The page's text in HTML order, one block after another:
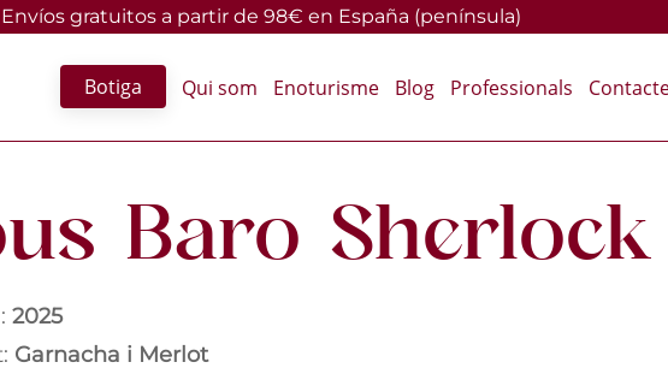
Envíos gratuitos a partir de 98€ en España (península)
Botiga Qui som Enoturisme Blog Professionals
Baro Sherlock
2025
Garnacha i Merlot